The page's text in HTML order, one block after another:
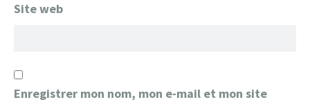
Site web
Enregistrer mon nom, mon e-mail et mon site